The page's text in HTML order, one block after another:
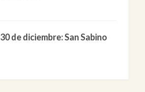
30 de diciembre: San Sabino